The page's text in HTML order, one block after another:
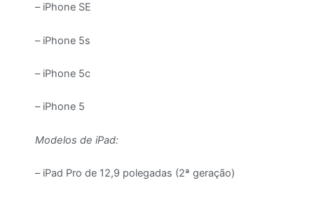
– iPhone SE
– iPhone 5s
– iPhone 5c
– iPhone 5
Modelos de iPad:
– iPad Pro de 12,9 polegadas (2ª geração)